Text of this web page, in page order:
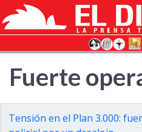
Fuerte
Tensión en el Plan 3.000: